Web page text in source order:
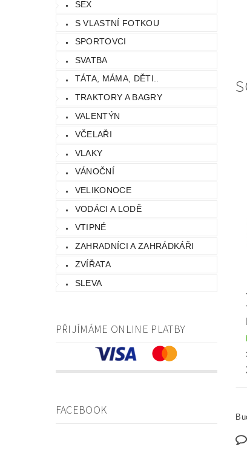
SEX
S VLASTNÍ FOTKOU
SPORTOVCI
SVATBA
TÁTA, MÁMA, DĚTI..
TRAKTORY A BAGRY
VALENTÝN
VČELAŘI
VLAKY
VÁNOČNÍ
VELIKONOCE
VODÁCI A LODĚ
VTIPNÉ
ZAHRADNÍCI A ZAHRÁDKÁŘI
ZVÍŘATA
SLEVA
PŘIJÍMÁME ONLINE PLATBY
FACEBOOK